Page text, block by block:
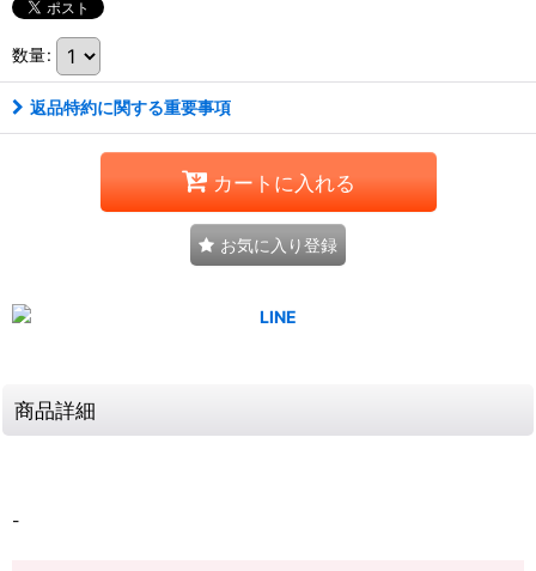
数量:
返品特約に関する重要事項
カートに入れる
お気に入り登録
商品詳細
-